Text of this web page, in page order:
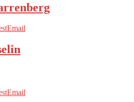
Email
Email